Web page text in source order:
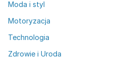
Moda i styl
Motoryzacja
Technologia
Zdrowie i Uroda